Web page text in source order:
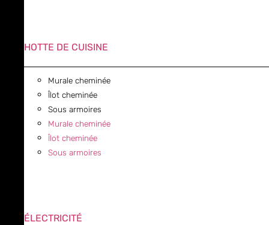
HOTTE DE CUISINE
Murale cheminée
Îlot cheminée
Sous armoires
Murale cheminée
Îlot cheminée
Sous armoires
ÉLECTRICITÉ